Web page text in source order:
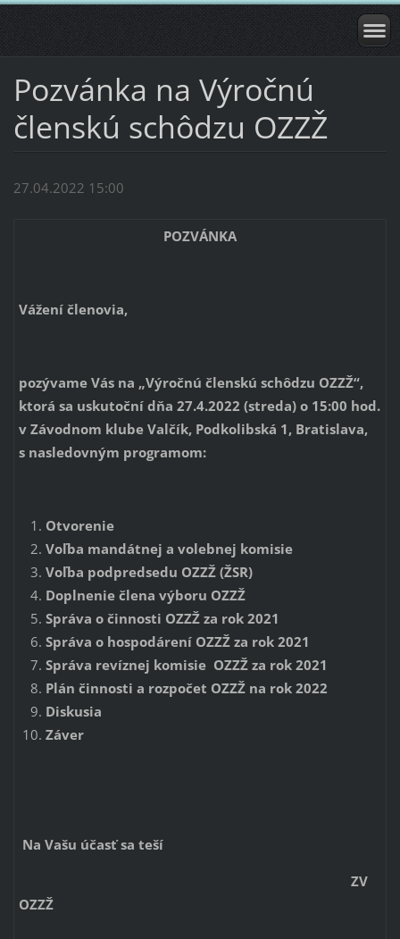
Pozvánka na Výročnú
členskú schôdzu OZZŽ
27.04.2022 15:00
POZVÁNKA
Vážení členovia,
pozývame Vás na „Výročnú členskú schôdzu OZZŽ“,
ktorá sa uskutoční dňa 27.4.2022 (streda) o 15:00 hod.
v Závodnom klube Valčík, Podkolibská 1, Bratislava,
s nasledovným programom:
Otvorenie
Voľba mandátnej a volebnej komisie
Voľba podpredsedu OZZŽ (ŽSR)
Doplnenie člena výboru OZZŽ
Správa o činnosti OZZŽ za rok 2021
Správa o hospodárení OZZŽ za rok 2021
Správa revíznej komisie OZZŽ za rok 2021
Plán činnosti a rozpočet OZZŽ na rok 2022
Diskusia
Záver
Na Vašu účasť sa teší
ZV
OZZŽ